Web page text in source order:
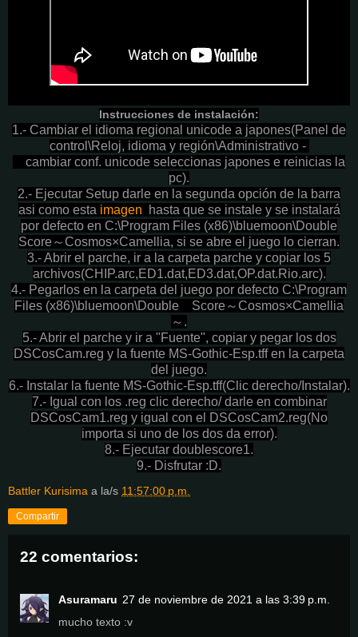
Instrucciones de instalación:
1.- Cambiar el idioma regional unicode a japones(Panel de
control\Reloj, idioma y región\Administrativo -
cambiar conf. unicode seleccionas japones e reinicias la
pc).
2.- Ejecutar Setup darle en la segunda opción de la barra
asi como esta imagen
hasta que se instale y se instalará
por defecto en C:\Program Files (x86)\bluemoon\Double
Score～Cosmos×Camellia, si se abre el juego lo cierran.
3.- Abrir el parche, ir a la carpeta parche y copiar los 5
archivos(CHIP.arc,ED1.dat,ED3.dat,OP.dat.Rio.arc).
4.- Pegarlos en la carpeta del juego por defecto C:\Program
Files (x86)\bluemoon\Double Score～Cosmos×Camellia
～.
5.- Abrir el parche y ir a "Fuente", copiar y pegar los dos
DSCosCam.reg y la fuente MS-Gothic-Esp.tff en la carpeta
del juego.
6.- Instalar la fuente MS-Gothic-Esp.tff(Clic derecho/Instalar).
7.- Igual con los .reg clic derecho/ darle en combinar
DSCosCam1.reg y igual con el DSCosCam2.reg(No
importa si uno de los dos da error).
8.- Ejecutar doublescore1.
9.- Disfrutar :D.
Battler Kurisima a la/s 11:57:00 p.m.
Compartir
22 comentarios:
Asuramaru 27 de noviembre de 2021 a las 3:39 p.m.
mucho texto :v